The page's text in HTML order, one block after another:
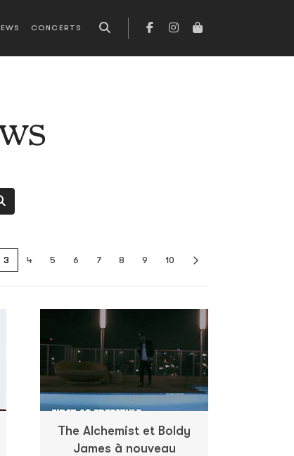
CONCERTS
3 4 5 6 7 8 9 10
The Alchemist et Boldy
James à nouveau